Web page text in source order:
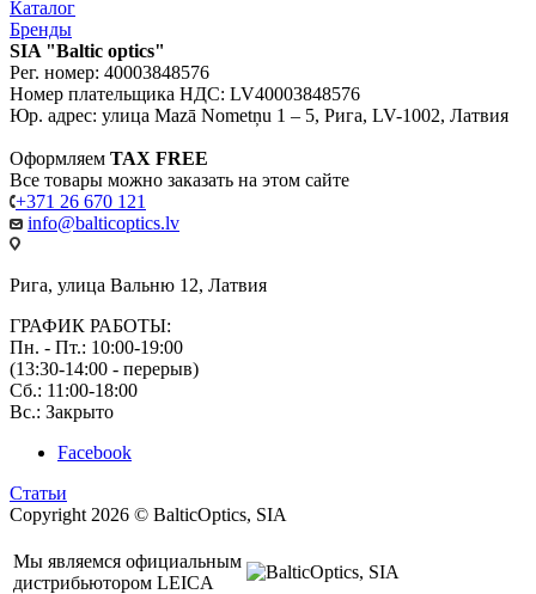
Каталог
Бренды
SIA "Baltic optics"
Рег. номер: 40003848576
Номер плательщика НДС: LV40003848576
Юр. адрес: улица Mazā Nometņu 1 – 5, Рига, LV-1002, Латвия
Оформляем TAX FREE
Все товары можно заказать на этом сайте
+371 26 670 121
info@balticoptics.lv
Рига, улица Вальню 12, Латвия
ГРАФИК РАБОТЫ:
Пн. - Пт.: 10:00-19:00
(13:30-14:00 - перерыв)
Сб.: 11:00-18:00
Вс.: Закрыто
Facebook
Статьи
Copyright 2026 © BalticOptics, SIA
Мы являемся официальным
дистрибьютором LEICA